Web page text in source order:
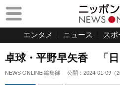
エンタメ ニュース スポ
卓球・平野早矢香 「日
NEWS ONLINE 編集部 公開： 2024-01-09 （